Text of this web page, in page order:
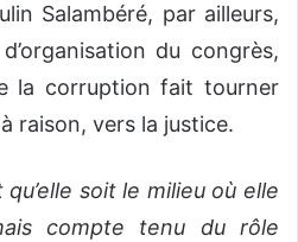
Salambéré, par ailleurs,
du congrès,
la corruption fait tourner
raison, vers la justice.
soit le milieu où elle
compte tenu du rôle